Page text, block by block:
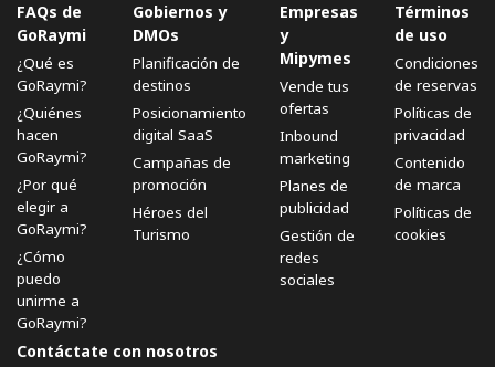
FAQs de
GoRaymi
¿Qué es
GoRaymi?
¿Quiénes
hacen
GoRaymi?
¿Por qué
elegir a
GoRaymi?
¿Cómo
puedo
unirme a
GoRaymi?
Gobiernos y
DMOs
Planificación de
destinos
Posicionamiento
digital SaaS
Campañas de
promoción
Héroes del
Turismo
Empresas
y
Mipymes
Vende tus
ofertas
Inbound
marketing
Planes de
publicidad
Gestión de
redes
sociales
Términos
de uso
Condiciones
de reservas
Políticas de
privacidad
Contenido
de marca
Políticas de
cookies
Contáctate con nosotros